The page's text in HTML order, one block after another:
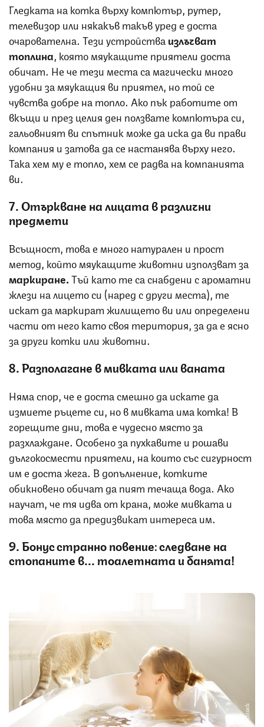
Гледката на котка върху компютър, рутер,
телевизор или някакъв такъв уред е доста
очарователна. Тези устройства излъчват
топлина , която мяукащите приятели доста
обичат. Не че тези места са магически много
удобни за мяукащия ви приятел, но той се
чувства добре на топло. Ако пък работите от
вкъщи и през целия ден ползвате компютъра си,
гальовният ви спътник може да иска да ви прави
компания и затова да се настанява върху него.
Така хем му е топло, хем се радва на компанията
ви.
7. Отъркване на лицата в различни
предмети
Всъщност, това е много натурален и прост
метод, който мяукащите животни използват за
маркиране.Тъй като те са снабдени с ароматни
жлези на лицето си (наред с други места), те
искат да маркират жилището ви или определени
части от него като своя територия, за да е ясно
за други котки или животни.
8. Разполагане в мивката или ваната
Няма спор, че е доста смешно да искате да
измиете ръцете си, но в мивката има котка! В
горещите дни, това е чудесно място за
разхлаждане. Особено за пухкавите и рошави
дългокосмести приятели, на които със сигурност
им е доста жега. В допълнение, котките
обикновено обичат да пият течаща вода. Ако
научат, че тя идва от крана, може мивката и
това място да предизвикат интереса им.
9. Бонус странно повение: следване на
стопаните в... тоалетната и банята!